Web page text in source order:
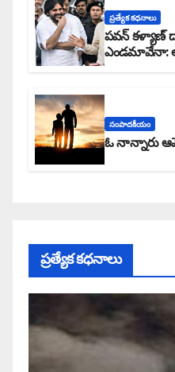
ప్రత్యేక కధనాలు
పవన్ కళ్యాణ్
ఎండమావేనా:
సంపాదకీయం
ఓ నాన్నారు
ప్రత్యేక కధనాలు